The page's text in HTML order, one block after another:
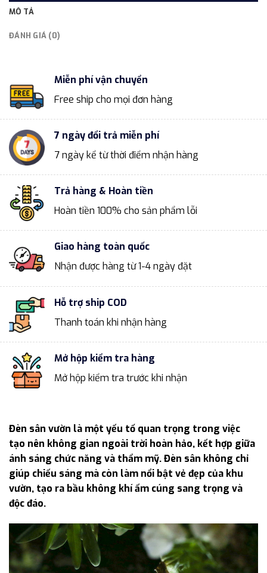
MÔ TẢ
ĐÁNH GIÁ (0)
Miễn phí vận chuyển
Free ship cho mọi đơn hàng
7 ngày đổi trả miễn phí
7 ngày kể từ thời điểm nhận hàng
Trả hàng & Hoàn tiền
Hoàn tiền 100% cho sản phẩm lỗi
Giao hàng toàn quốc
Nhận được hàng từ 1-4 ngày đặt
Hỗ trợ ship COD
Thanh toán khi nhận hàng
Mở hộp kiểm tra hàng
Mở hộp kiểm tra trước khi nhận
Đèn sân vườn là một yếu tố quan trọng trong việc
tạo nên không gian ngoài trời hoàn hảo, kết hợp giữa
ánh sáng chức năng và thẩm mỹ. Đèn sân không chỉ
giúp chiếu sáng mà còn làm nổi bật vẻ đẹp của khu
vườn, tạo ra bầu không khí ấm cúng sang trọng và
độc đáo.